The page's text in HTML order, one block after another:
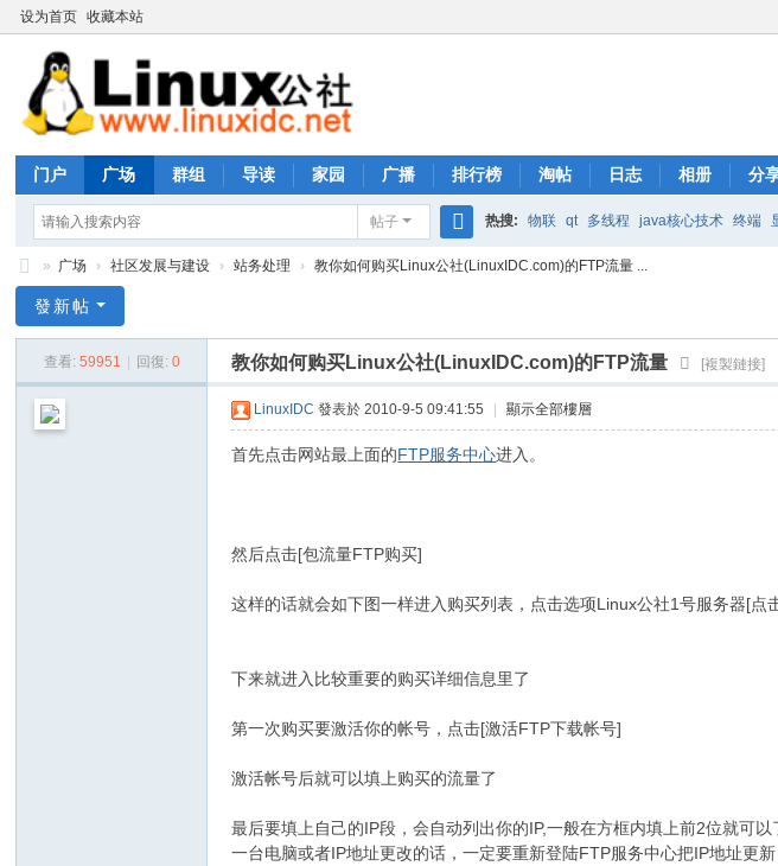
设为首页 收藏本站
门户 广场 群组 导读 家园 广播 排行榜 淘帖 日志 相册 分
帖子
搜
热搜: 物联 qt 多线程 java核心技术 终端
rhs333 Java核心技术 mic
nu
公
» 广场 › 社区发展与建设 › 站务处理 › 教你如何购买Linux公社(LinuxIDC.com)的FTP流量 ...
發新帖
查看: 59951 回復: 0 教你如何购买Linux公社(LinuxIDC.com)的FTP流量 [複製鏈接]
LinuxIDC 發表於 2010-9-5 09:41:55 顯示全部樓層
首先点击网站最上面的FTP服务中心进入。
然后点击[包流量FTP购买]
这样的话就会如下图一样进入购买列表，点击选项Linux公社1号服务器[点
下来就进入比较重要的购买详细信息里了
第一次购买要激活你的帐号，点击[激活FTP下载帐号]
激活帐号后就可以填上购买的流量了
最后要填上自己的IP段，会自动列出你的IP,一般在方框内填上前2位就可
一台电脑或者IP地址更改的话，一定要重新登陆FTP服务中心把IP地址更新